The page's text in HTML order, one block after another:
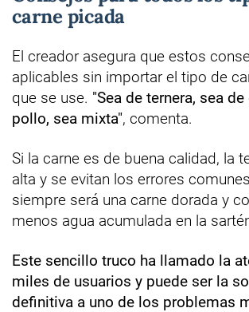
carne picada
El creador asegura que estos
aplicables sin importar el tipo de
que se use. "Sea de ternera, sea
pollo, sea mixta", comenta.
Si la carne es de buena calidad, la
alta y se evitan los errores
siempre será una carne dorada y
menos agua acumulada en la
Este sencillo truco ha llamado la
miles de usuarios y puede ser la
definitiva a uno de los problemas